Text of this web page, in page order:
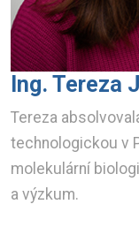
Ing. Tereza
Tereza
technologickou v
molekulární
a výzkum.